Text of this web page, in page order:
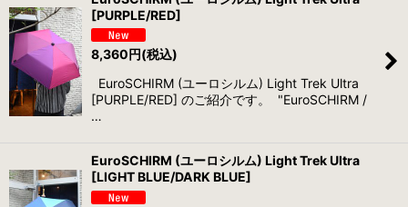
[PURPLE/RED]
8,360円(税込)
EuroSCHIRM (ユーロシルム) Light Trek Ultra
[PURPLE/RED] のご紹介です。 "EuroSCHIRM /
…
EuroSCHIRM (ユーロシルム) Light Trek Ultra
[LIGHT BLUE/DARK BLUE]